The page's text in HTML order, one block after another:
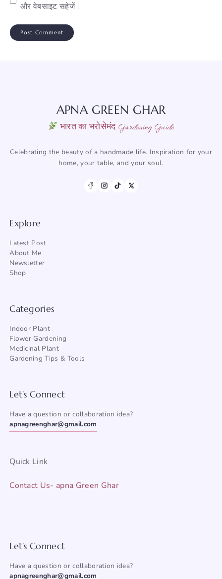
और वेबसाइट सहेजें।
APNA GREEN GHAR
भारत का भरोसेमंद Gardening Guide
Celebrating the beauty of a handmade life. Inspiration for your
home, your table, and your soul.
Explore
Latest Post
About Me
Newsletter
Shop
Categories
Indoor Plant
Flower Gardening
Medicinal Plant
Gardening Tips & Tools
Let's Connect
Have a question or collaboration idea?
apnagreenghar@gmail.com
Quick Link
Contact Us- apna Green Ghar
Let's Connect
Have a question or collaboration idea?
apnagreenghar@gmail.com